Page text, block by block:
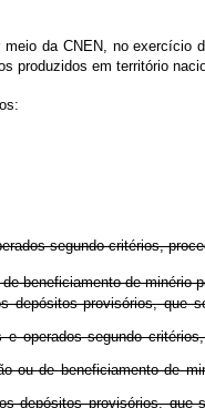
meio da CNEN, no exercício
produzidos em território
segundo critérios,
beneficiamento de
provisórios, que
e operados segundo
ou de beneficiamento
provisórios,